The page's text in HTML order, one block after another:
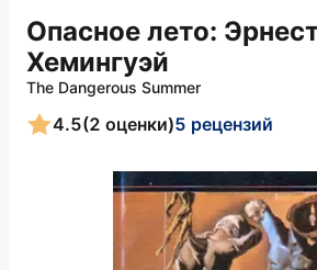
Опасное лето:
Хемингуэй
The Dangerous Summer
4.5(2 оценки)5 рецензий